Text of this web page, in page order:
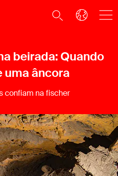
beirada: Quando
uma âncora
confiam na fischer